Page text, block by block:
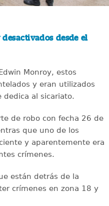
desde el
Monroy, estos
y eran utilizados
al sicariato.
de robo con fecha 26 de
que uno de los
y aparentemente era
crímenes.
están detrás de la
crímenes en zona 18 y